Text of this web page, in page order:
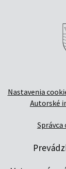
Nastavenia
Autorské